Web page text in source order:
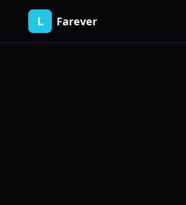
L Farever